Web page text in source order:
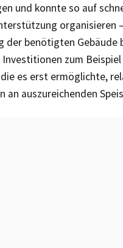
und konnte so auf
organisieren
der benötigten Gebäude
zum
die es erst ermöglichte,
an auszureichenden